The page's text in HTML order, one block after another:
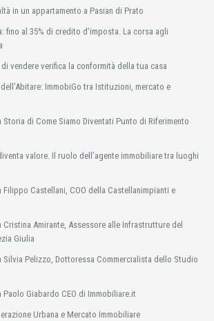
in un appartamento a Pasian di Prato
fino al 35% di credito d’imposta. La corsa agli
vendere verifica la conformità della tua casa
ImmobiGo tra Istituzioni, mercato e
Storia di Come Siamo Diventati Punto di Riferimento
valore. Il ruolo dell’agente immobiliare tra luoghi
Filippo Castellani, COO della Castellanimpianti e
Cristina Amirante, Assessore alle Infrastrutture del
Giulia
Silvia Pelizzo, Dottoressa Commercialista dello Studio
Paolo Giabardo CEO di Immobiliare.it
Urbana e Mercato Immobiliare